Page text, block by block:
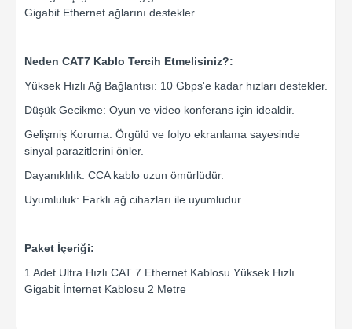
Gigabit Ethernet ağlarını destekler.
Neden CAT7 Kablo Tercih Etmelisiniz?:
Yüksek Hızlı Ağ Bağlantısı: 10 Gbps'e kadar hızları destekler.
Düşük Gecikme: Oyun ve video konferans için idealdir.
Gelişmiş Koruma: Örgülü ve folyo ekranlama sayesinde
sinyal parazitlerini önler.
Dayanıklılık: CCA kablo uzun ömürlüdür.
Uyumluluk: Farklı ağ cihazları ile uyumludur.
Paket İçeriği:
1 Adet Ultra Hızlı CAT 7 Ethernet Kablosu Yüksek Hızlı
Gigabit İnternet Kablosu 2 Metre